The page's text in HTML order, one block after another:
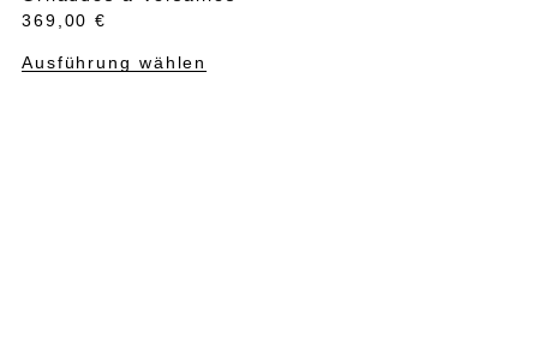
369,00€
Ausführung wählen